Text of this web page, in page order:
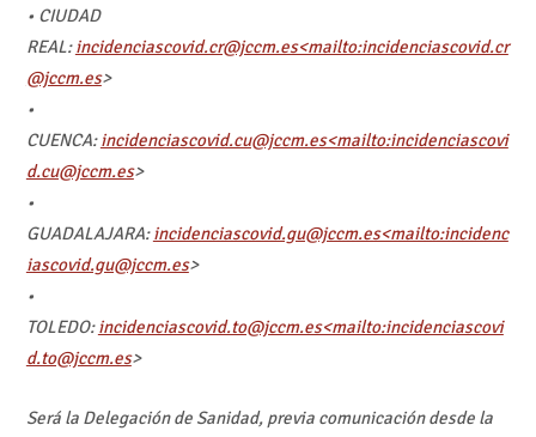
• CIUDAD
REAL:incidenciascovid.cr@jccm.es<mailto:incidenciascovid.cr
@jccm.es>
•
CUENCA:incidenciascovid.cu@jccm.es<mailto:incidenciascovi
d.cu@jccm.es>
•
GUADALAJARA:incidenciascovid.gu@jccm.es<mailto:incidenc
iascovid.gu@jccm.es>
•
TOLEDO:incidenciascovid.to@jccm.es<mailto:incidenciascovi
d.to@jccm.es>
Será la Delegación de Sanidad, previa comunicación desde la